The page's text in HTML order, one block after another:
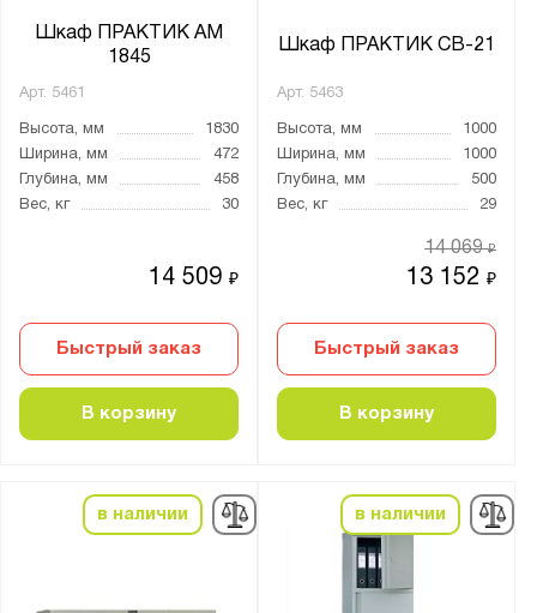
Шкаф ПРАКТИК AM
1845
Арт. 5461
Высота, мм
1830
Ширина, мм
472
Глубина, мм
458
Вес, кг
30
14 509₽
Быстрый заказ
В корзину
Шкаф ПРАКТИК СВ-21
Арт. 5463
Высота, мм
1000
Ширина, мм
1000
Глубина, мм
500
Вес, кг
29
13 152₽
14 069₽
Быстрый заказ
В корзину
в наличии в наличии